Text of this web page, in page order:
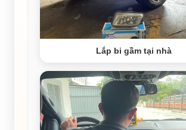
Lắp bi gầm tại nhà